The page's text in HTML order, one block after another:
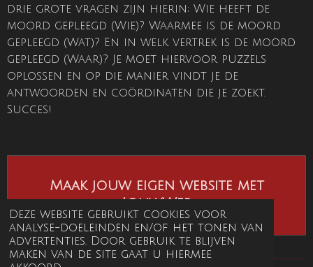
Deze website gebruikt cookies voor
analyse-doeleinden en/of het tonen van
advertenties. Door gebruik te blijven
maken van de site gaat u hiermee
drie grote vragen zijn hierin; Wie heeft de
moord gepleegd (Wie)? Waarmee is de moord
gepleegd (Wat)? En in welk vertrek is de moord
gepleegd (Waar)? Je moet hiervoor puzzels
oplossen en op die manier vindt je de
antwoorden en coördinaten die je zoekt.
Succes!
Maak jouw eigen website met
JouwWeb